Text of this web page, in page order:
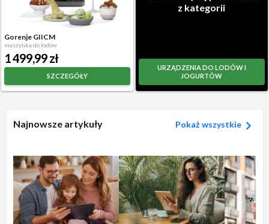
Gorenje GIICM
maszynka do lodów
1 499,99 zł
SZCZEGÓŁY
z kategorii
URZĄDZENIA DO LODÓW I
JOGURTÓW
Najnowsze artykuły Pokaż wszystkie